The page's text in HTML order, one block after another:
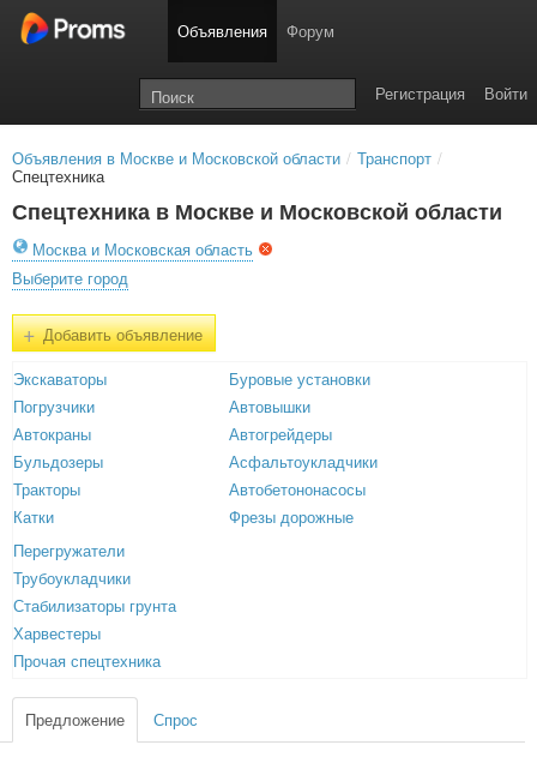
Объявления Форум
Войти
Регистрация
Объявления в Москве и Московской области / Транспорт /
Спецтехника
Спецтехника в Москве и Московской области
Москва и Московская область
Выберите город
+Добавить объявление
Экскаваторы
Погрузчики
Автокраны
Бульдозеры
Тракторы
Катки
Буровые установки
Автовышки
Автогрейдеры
Асфальтоукладчики
Автобетононасосы
Фрезы дорожные
Перегружатели
Трубоукладчики
Стабилизаторы грунта
Харвестеры
Прочая спецтехника
Предложение Спрос